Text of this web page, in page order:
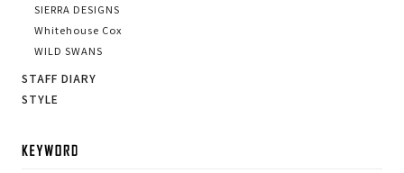
SIERRA DESIGNS
Whitehouse Cox
WILD SWANS
STAFF DIARY
STYLE